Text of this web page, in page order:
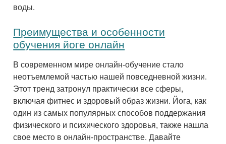
воды.
Преимущества и особенности
обучения йоге онлайн
В современном мире онлайн-обучение стало
неотъемлемой частью нашей повседневной жизни.
Этот тренд затронул практически все сферы,
включая фитнес и здоровый образ жизни. Йога, как
один из самых популярных способов поддержания
физического и психического здоровья, также нашла
свое место в онлайн-пространстве. Давайте